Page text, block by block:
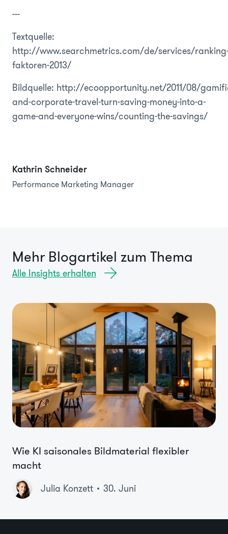
---
Textquelle:
http://www.searchmetrics.com/de/services/
faktoren-2013/
Bildquelle: http://ecoopportunity.net/2011/08/
and-corporate-travel-turn-saving-money-into-a-
game-and-everyone-wins/counting-the-savings/
Kathrin Schneider
Performance Marketing Manager
Mehr Blogartikel zum Thema
Alle Insights erhalten
Wie KI saisonales Bildmaterial flexibler
macht
Julia Konzett 30. Juni